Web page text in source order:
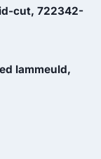
cut, 722342-
lammeuld,